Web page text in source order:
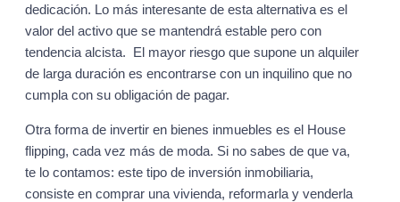
dedicación. Lo más interesante de esta alternativa es el
valor del activo que se mantendrá estable pero con
tendencia alcista. El mayor riesgo que supone un alquiler
de larga duración es encontrarse con un inquilino que no
cumpla con su obligación de pagar.
Otra forma de invertir en bienes inmuebles es el House
flipping, cada vez más de moda. Si no sabes de que va,
te lo contamos: este tipo de inversión inmobiliaria,
consiste en comprar una vivienda, reformarla y venderla